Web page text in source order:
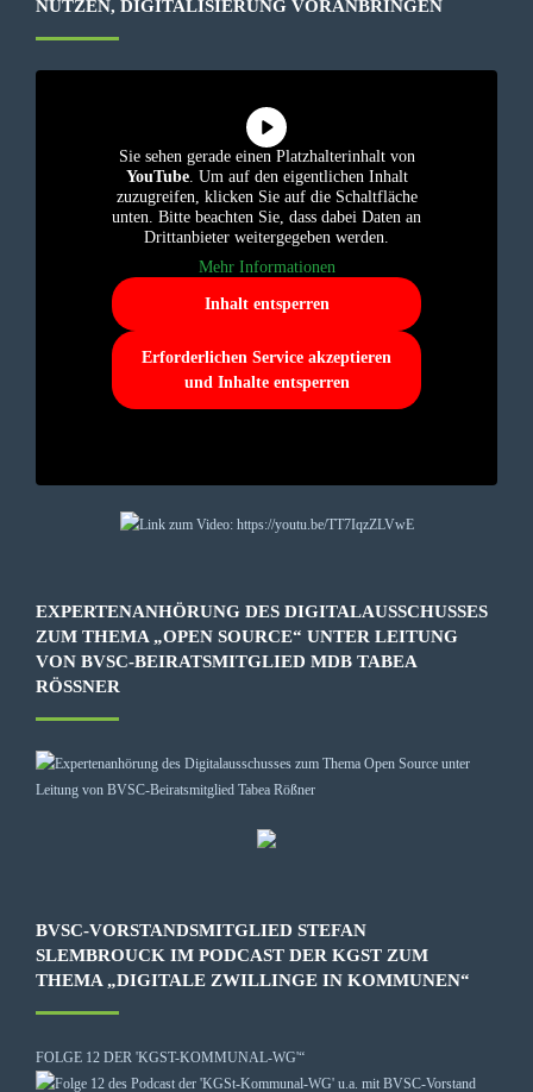
NUTZEN, DIGITALISIERUNG VORANBRINGEN
Sie sehen gerade einen Platzhalterinhalt von
YouTube. Um auf den eigentlichen Inhalt
zuzugreifen, klicken Sie auf die Schaltfläche
unten. Bitte beachten Sie, dass dabei Daten an
Drittanbieter weitergegeben werden.
Mehr Informationen
Inhalt entsperren
Erforderlichen Service akzeptieren
und Inhalte entsperren
EXPERTENANHÖRUNG DES DIGITALAUSSCHUSSES
ZUM THEMA „OPEN SOURCE“ UNTER LEITUNG
VON BVSC-BEIRATSMITGLIED MDB TABEA
RÖSSNER
BVSC-VORSTANDSMITGLIED STEFAN
SLEMBROUCK IM PODCAST DER KGST ZUM
THEMA „DIGITALE ZWILLINGE IN KOMMUNEN“
FOLGE 12 DER 'KGST-KOMMUNAL-WG'“